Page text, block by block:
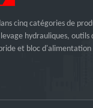
cinq catégories de
hydrauliques, outils
et bloc d'alimentation